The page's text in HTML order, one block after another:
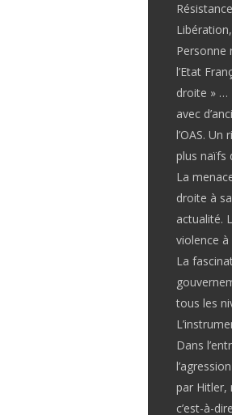
Personne
l’Etat
droite » …
avec
l’OAS.
plus naïfs
La
droite à
actualité.
violence
La
tous les
Dans
par Hitler,
c’est-à-